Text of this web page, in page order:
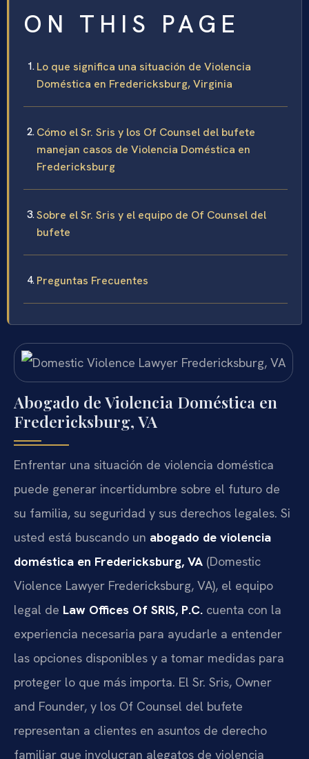
ON THIS PAGE
Lo que significa una situación de Violencia
Doméstica en Fredericksburg, Virginia
Cómo el Sr. Sris y los Of Counsel del bufete
manejan casos de Violencia Doméstica en
Fredericksburg
Sobre el Sr. Sris y el equipo de Of Counsel del
bufete
Preguntas Frecuentes
Abogado de Violencia Doméstica en
Fredericksburg, VA
Enfrentar una situación de violencia doméstica
puede generar incertidumbre sobre el futuro de
su familia, su seguridad y sus derechos legales. Si
usted está buscando un abogado de violencia
doméstica en Fredericksburg, VA (Domestic
Violence Lawyer Fredericksburg, VA), el equipo
legal de Law Offices Of SRIS, P.C. cuenta con la
experiencia necesaria para ayudarle a entender
las opciones disponibles y a tomar medidas para
proteger lo que más importa. El Sr. Sris, Owner
and Founder, y los Of Counsel del bufete
representan a clientes en asuntos de derecho
familiar que involucran alegatos de violencia